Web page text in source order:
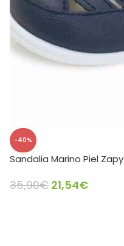
-40%
Sandalia Marino Piel Zapy
35,90€ 21,54€